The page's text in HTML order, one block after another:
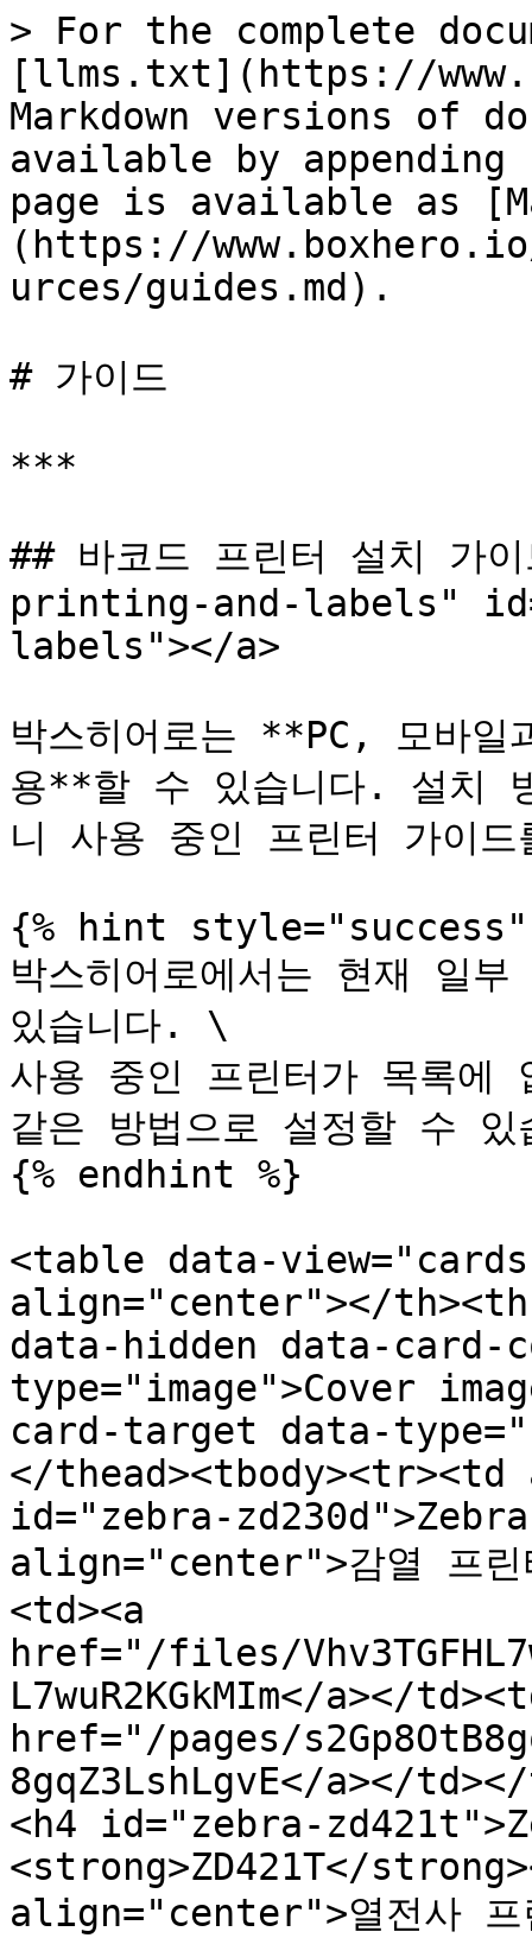
> For the complete
[llms.txt](https://
Markdown versions of
available by
page is available as
(https://
urces/guides.md).
# 가이드
***
## 바코드 프린터 설치 가
printing-and-labels"
labels"></a>
박스히어로는 **PC, 모바
용**할 수 있습니다. 설치
니 사용 중인 프린터 가이
{% hint style="success"
박스히어로에서는 현재 일
있습니다. \
사용 중인 프린터가 목록에
같은 방법으로 설정할 수 있
{% endhint %}
<table data-
align="center"></
data-hidden data-card-
type="image">Cover
card-target data-
</
id="zebra-
align="center">감열 프린
<td><a
href="/files/
L7wuR2KGkMIm</a></
href="/pages/
8gqZ3LshLgvE</a></
<h4 id="zebra-
<strong>ZD421T</
align="center">열전사 프